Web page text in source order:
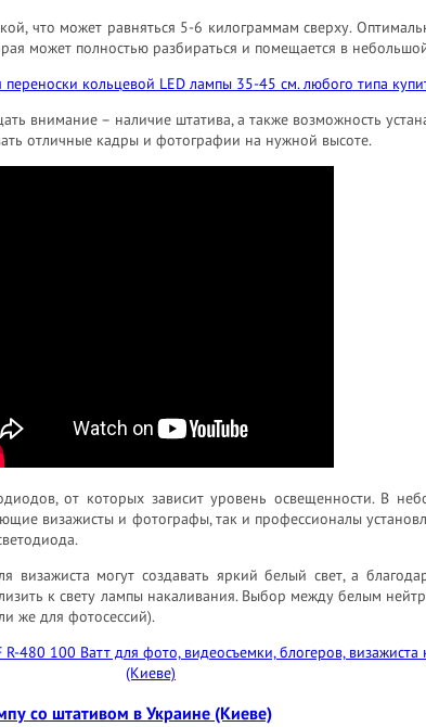
что может равняться 5-6 килограммам сверху.
может полностью разбираться и помещается в
внимание – наличие штатива, а также возможность
отличные кадры и фотографии на нужной высоте.
от которых зависит уровень освещенности. В
визажисты и фотографы, так и профессионалы
визажиста могут создавать яркий белый свет, а
к свету лампы накаливания. Выбор между белым
же для фотосессий).
со штативом в Украине (Киеве)